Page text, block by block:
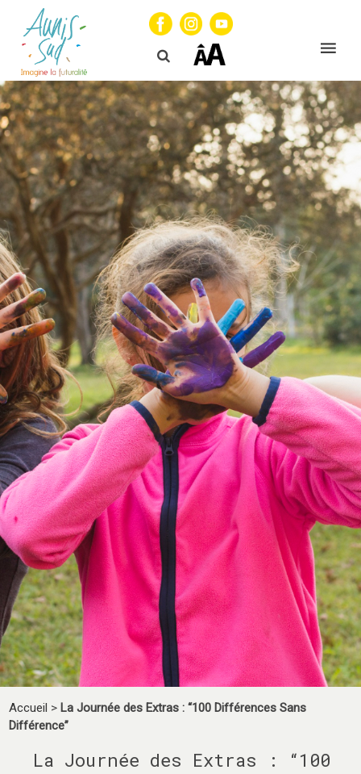
Accueil > La Journée des Extras : “100 Différences Sans
Différence”
La Journée des Extras : “100